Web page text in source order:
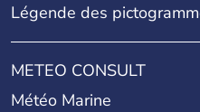
Légende des
METEO CONSULT
Météo Marine